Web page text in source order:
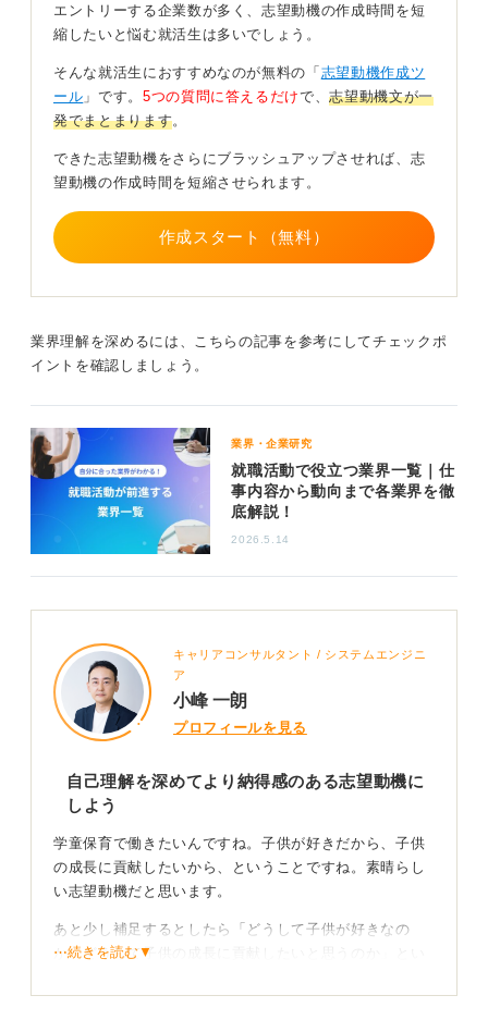
3
エントリーする企業数が多く、志望動機の作成時間を短
縮したいと悩む就活生は多いでしょう。
そんな就活生におすすめなのが無料の「 志望動機作成ツ
ール 」です。 5つの質問に答えるだけで、志望動機文が一
発でまとまります。
できた志望動機をさらにブラッシュアップさせれば、志
望動機の作成時間を短縮させられます。
作成スタート（無料）
業界理解を深めるには、こちらの記事を参考にしてチェックポ
イントを確認しましょう。
業界・企業研究
就職活動で役立つ業界一覧｜仕
事内容から動向まで各業界を徹
底解説！
2026.5.14
キャリアコンサルタント / システムエンジニ
ア
小峰 一朗
プロフィールを見る
自己理解を深めてより納得感のある志望動機に
しよう
学童保育で働きたいんですね。子供が好きだから、子供
の成長に貢献したいから、ということですね。素晴らし
い志望動機だと思います。
あと少し補足するとしたら「どうして子供が好きなの
か、どうして子供の成長に貢献したいと思うのか」とい
得感が深まりそうです。
⋯続きを読む▼